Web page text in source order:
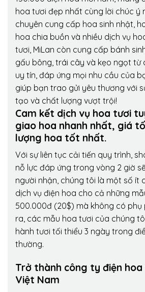
hoa tươi đẹp nhất cùng lời chúc ý
chuyên cung cấp hoa sinh nhật,
hoa chia buồn và nhiều dịch vụ
tươi, MiLan còn cung cấp bánh
gấu bông, trái cây và kẹo ngọt từ
uy tín, đáp ứng mọi nhu cầu của
giúp bạn trao gửi yêu thương với
tạo và chất lượng vượt trội!
Cam kết dịch vụ hoa tươi
giao hoa nhanh nhất, giá
lượng hoa tốt nhất.
Với sự liên tục cải tiến quy trình,
nỗ lực đáp ứng trong vòng 2 giờ
người nhận, chúng tôi là một số ít
dịch vụ điện hoa cho cả những
500.000đ (20$) mà không có phụ
ra, các mẫu hoa tươi của chúng
hành tươi tối thiểu 3 ngày trong
thường.
Trở thành công ty điện
Việt Nam